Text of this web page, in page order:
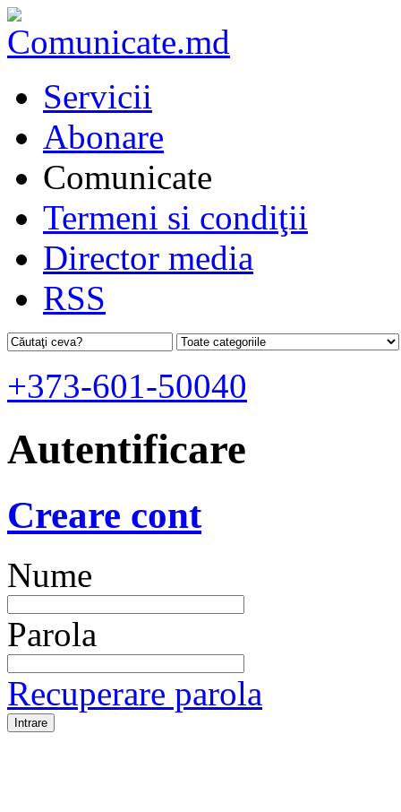
Servicii
Abonare
Comunicate
Termeni si condiţii
Director media
RSS
+373-601-50040
Autentificare
Creare cont
Nume
Parola
Recuperare parola